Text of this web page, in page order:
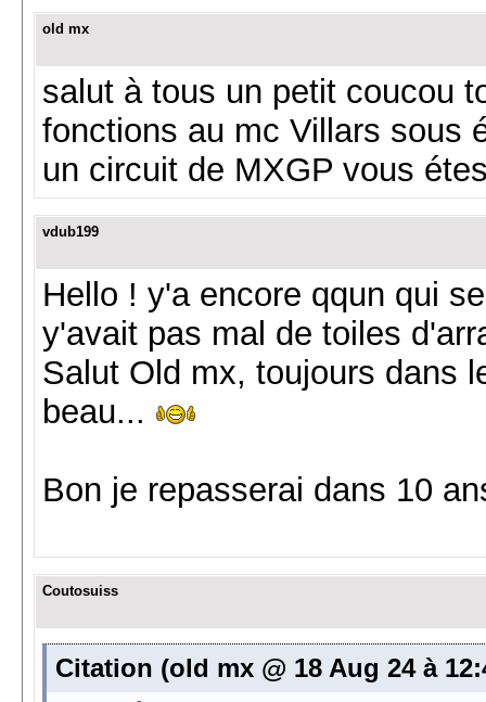
old mx
salut à tous un petit coucou
fonctions au mc Villars sous
un circuit de MXGP vous
vdub199
Hello ! y'a encore qqun qui
y'avait pas mal de toiles
Salut Old mx, toujours dans
beau...
Bon je repasserai dans 10
Coutosuiss
Citation (old mx @ 18 Aug 24 à